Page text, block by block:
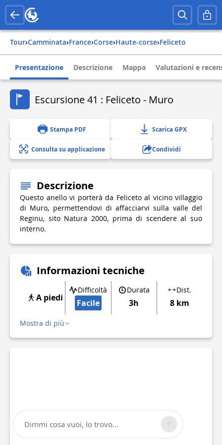
Tour› Camminata› france› corse› haute-corse› feliceto
Presentazione Descrizione Mappa Valutazioni e
Escursione 41 : Feliceto - Muro
Stampa PDF Scarica GPX
Consulta su applicazione Condividi
Descrizione
Questo anello vi porterà da Feliceto al vicino villaggio
di Muro, permettendovi di affacciarvi sulla valle del
Reginu, sito Natura 2000, prima di scendere al suo
interno.
Informazioni tecniche
A piedi
Difficoltà
Facile
Durata
3h
Dist.
8 km
Mostra di più
Dimmi cosa vuoi, lo trovo...